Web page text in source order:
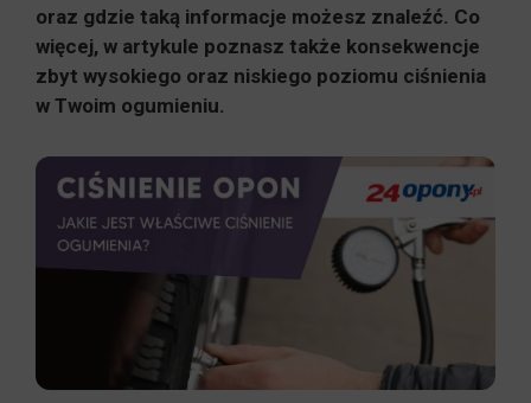
oraz gdzie taką informacje możesz znaleźć. Co
więcej, w artykule poznasz także konsekwencje
zbyt wysokiego oraz niskiego poziomu ciśnienia
w Twoim ogumieniu.